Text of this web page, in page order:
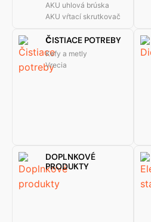
AKU uhlová brúska
AKU vŕtací skrutkovač
ČISTIACE POTREBY
Kefy a metly
Vrecia
DOPLNKOVÉ
PRODUKTY